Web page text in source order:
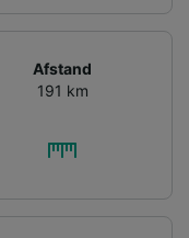
Afstand
191 km